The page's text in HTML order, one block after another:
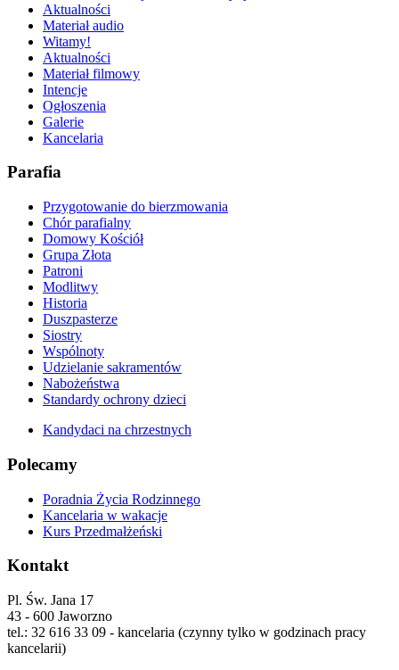
Aktualności
Materiał audio
Witamy!
Aktualności
Materiał filmowy
Intencje
Ogłoszenia
Galerie
Kancelaria
Parafia
Przygotowanie do bierzmowania
Chór parafialny
Domowy Kościół
Grupa Złota
Patroni
Modlitwy
Historia
Duszpasterze
Siostry
Wspólnoty
Udzielanie sakramentów
Nabożeństwa
Standardy ochrony dzieci
Kandydaci na chrzestnych
Polecamy
Poradnia Życia Rodzinnego
Kancelaria w wakacje
Kurs Przedmałżeński
Kontakt
Pl. Św. Jana 17
43 - 600 Jaworzno
tel.: 32 616 33 09 - kancelaria (czynny tylko w godzinach pracy
kancelarii)